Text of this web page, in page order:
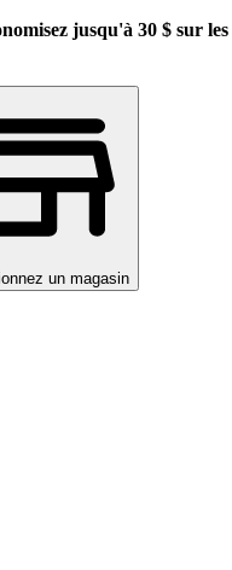
jusqu'à 30 $ sur
un magasin